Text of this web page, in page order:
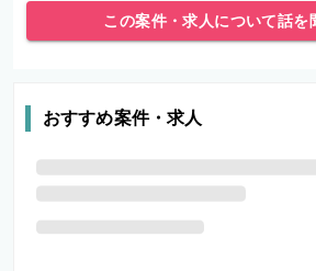
この案件・求人について話を
おすすめ案件・求人